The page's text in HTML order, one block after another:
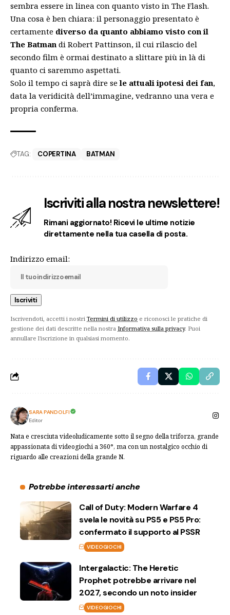
sembra essere in linea con quanto visto in The Flash.
Una cosa è ben chiara: il personaggio presentato è
certamente diverso da quanto abbiamo visto con il
The Batman di Robert Pattinson, il cui rilascio del
secondo film è ormai destinato a slittare più in là di
quanto ci saremmo aspettati.
Solo il tempo ci saprà dire sele attuali ipotesi dei fan,
data la veridicità dell’immagine, vedranno una vera e
propria conferma.
TAG: COPERTINA BATMAN
Iscriviti alla nostra newslettere!
Rimani aggiornato! Ricevi le ultime notizie
direttamente nella tua casella di posta.
Indirizzo email:
Iscrivendoti, accetti i nostri Termini di utilizzo e riconosci le pratiche di
gestione dei dati descritte nella nostra Informativa sulla privacy. Puoi
annullare l'iscrizione in qualsiasi momento.
SARA PANDOLFI
Editor
Nata e cresciuta videoludicamente sotto il segno della triforza, grande
appassionata di videogiochi a 360°, ma con un nostalgico occhio di
riguardo alle creazioni della grande N.
Potrebbe interessarti anche
Call of Duty: Modern Warfare 4
svela le novità su PS5 e PS5 Pro:
confermato il supporto al PSSR
VIDEOGIOCHI
Intergalactic: The Heretic
Prophet potrebbe arrivare nel
2027, secondo un noto insider
VIDEOGIOCHI